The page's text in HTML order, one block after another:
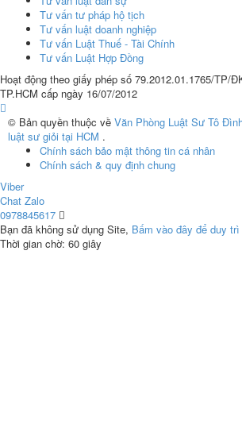
Tư vấn tư pháp hộ tịch
Tư vấn luật doanh nghiệp
Tư vấn Luật Thuế - Tài Chính
Tư vấn Luật Hợp Đồng
Hoạt động theo giấy phép số 79.2012.01.1765/TP/
TP.HCM cấp ngày 16/07/2012
© Bản quyền thuộc về Văn Phòng Luật Sư Tô
luật sư giỏi tại HCM .
Chính sách bảo mật thông tin cá nhân
Chính sách & quy định chung
Viber
Chat Zalo
0978845617
Bạn đã không sử dụng Site, Bấm vào đây để duy
Thời gian chờ: 60 giây